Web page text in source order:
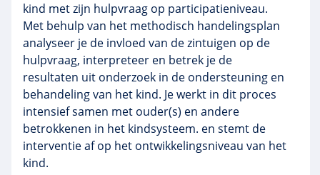
kind met zijn hulpvraag op participatieniveau.
Met behulp van het methodisch handelingsplan
analyseer je de invloed van de zintuigen op de
hulpvraag, interpreteer en betrek je de
resultaten uit onderzoek in de ondersteuning en
behandeling van het kind. Je werkt in dit proces
intensief samen met ouder(s) en andere
betrokkenen in het kindsysteem. en stemt de
interventie af op het ontwikkelingsniveau van het
kind.